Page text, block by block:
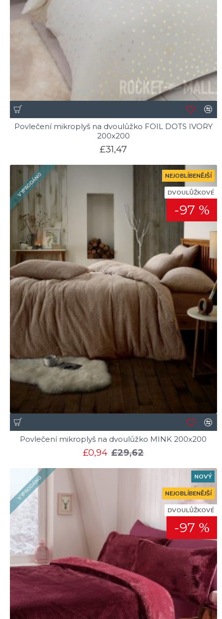
Povlečení mikroplyš na dvoulůžko FOIL DOTS IVORY
200x200
£31,47
NEJOBLÍBENĚJŠÍ
DVOULŮŽKOVÉ
-97 %
VYPRODÁNO
Povlečení mikroplyš na dvoulůžko MINK 200x200
£0,94 £29,62
NOVÝ
NEJOBLÍBENĚJŠÍ
DVOULŮŽKOVÉ
-97 %
VYPRODÁNO